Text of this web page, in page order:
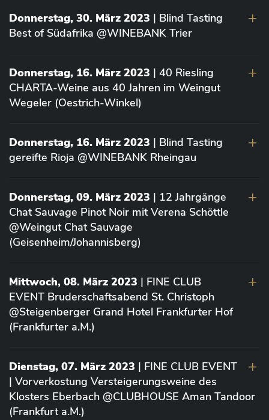
Donnerstag, 30. März 2023 | Blind Tasting
Best of Südafrika @WINEBANK Trier
Donnerstag, 16. März 2023 | 40 Riesling
CHARTA-Weine aus 40 Jahren im Weingut
Wegeler (Oestrich-Winkel)
Donnerstag, 16. März 2023 | Blind Tasting
gereifte Rioja @WINEBANK Rheingau
Donnerstag, 09. März 2023 | 12 Jahrgänge
Chat Sauvage Pinot Noir mit Verena Schöttle
@Weingut Chat Sauvage
(Geisenheim/Johannisberg)
Mittwoch, 08. März 2023 | FINE CLUB
EVENT Bruderschaftsabend St. Christoph
@Steigenberger Grand Hotel Frankfurter Hof
(Frankfurter a.M.)
Dienstag, 07. März 2023 | FINE CLUB EVENT
| Vorverkostung Versteigerungsweine des
Klosters Eberbach @CLUBHOUSE Aman Tandoor
(Frankfurt a.M.)